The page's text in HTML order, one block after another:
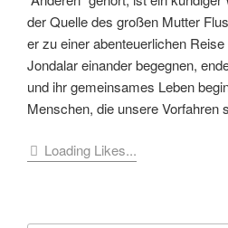
der Quelle des großen Mutter
er zu einer abenteuerlichen
Jondalar einander begegnen,
und ihr gemeinsames Leben
Menschen, die unsere Vorfahren
Loading Likes...